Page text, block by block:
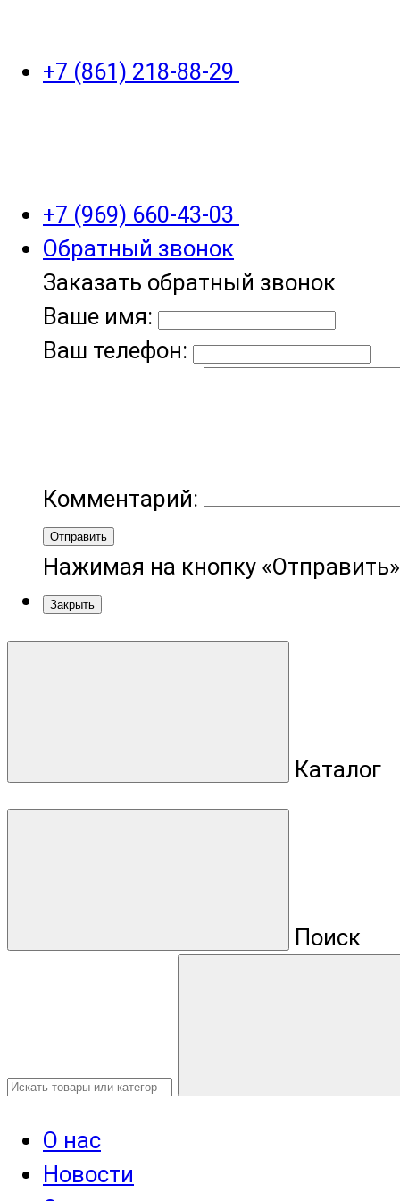
+7 (861) 218-88-29
+7 (969) 660-43-03
Обратный звонок
Заказать обратный звонок
Ваше имя:
Ваш телефон:
Комментарий:
Отправить
Нажимая на кнопку
Закрыть
Каталог
Поиск
О нас
Новости